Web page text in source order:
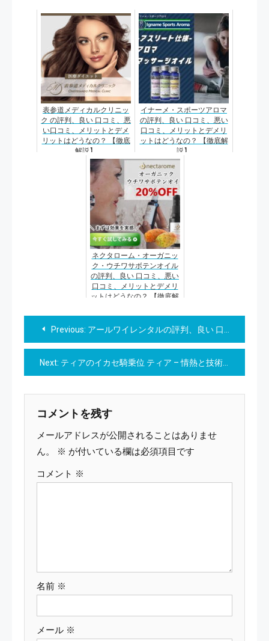
表参道メディカルクリニッ
ク の評判、良い 口コミ、悪
い口コミ、メリットとデメ
リットはどうなの？ 【徹底
解説】
イナーメ・スポーツアロマ
の評判、良い 口コミ、悪い
口コミ、メリットとデメリ
ットはどうなの？ 【徹底解
説】
ネクタローム・オーガニッ
ク・ウチワサボテンオイル
の評判、良い 口コミ、悪い
口コミ、メリットとデメリ
ットはどうなの？ 【徹底解
投
稿
ナ
ビ
ゲ
ー
シ
Previous: アールワイレンタルの評判、良い 口コミ、悪い口コミ、メリットとデメリットはどうなの？【徹底解説】
Next: ティアのイカセ騎乗位 ティア – 情熱と技術の融合が生み出す、忘れられない体験。
コメントを残す
メールアドレスが公開されることはありませ
ん。
※ が付いている欄は必須項目です
コメント ※
名前 ※
メール ※